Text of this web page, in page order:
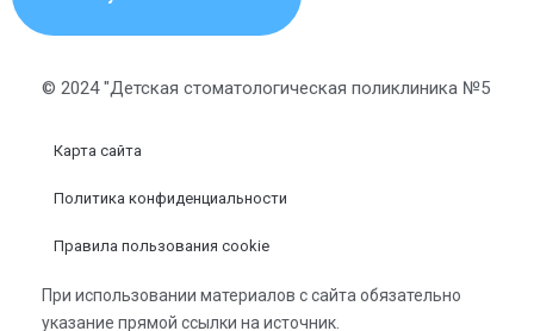
© 2024 "Детская стоматологическая поликлиника №5
Карта сайта
Политика конфиденциальности
Правила пользования cookie
При использовании материалов с сайта обязательно
указание прямой ссылки на источник.